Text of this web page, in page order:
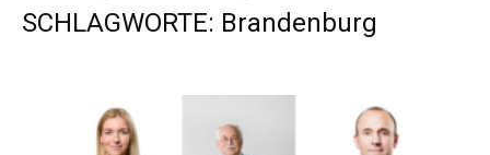
SCHLAGWORTE: Brandenburg